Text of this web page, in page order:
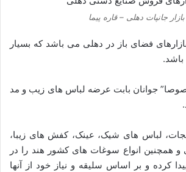
بازار جانپات دهلی – قاره پیما
فضای باز در دهلی می باشد که بسیار
جوانان بابت عرضه لباس های زیب و مد
لباس های شیک، عینک، کفش های زیبا،
و همچنین انواع سوغات های کشور هند را در
کرده و بر اساس سلیقه و نیاز خود از آنها